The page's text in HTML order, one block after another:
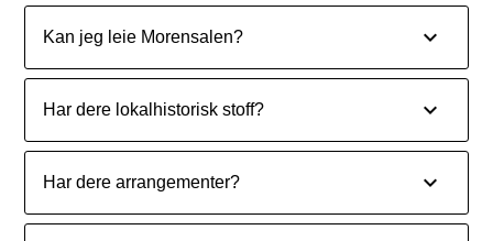
Kan jeg leie Morensalen?
Har dere lokalhistorisk stoff?
Har dere arrangementer?